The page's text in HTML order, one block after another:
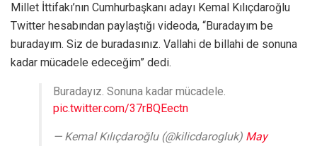
Millet İttifakı’nın Cumhurbaşkanı adayı Kemal Kılıçdaroğlu
Twitter hesabından paylaştığı videoda, “Buradayım be
buradayım. Siz de buradasınız. Vallahi de billahi de sonuna
kadar mücadele edeceğim” dedi.
Buradayız. Sonuna kadar mücadele.
pic.twitter.com/37rBQEectn
— Kemal Kılıçdaroğlu (@kilicdarogluk) May